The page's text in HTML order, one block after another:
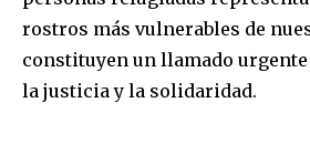
rostros más vulnerables de
constituyen un llamado
la justicia y la solidaridad.